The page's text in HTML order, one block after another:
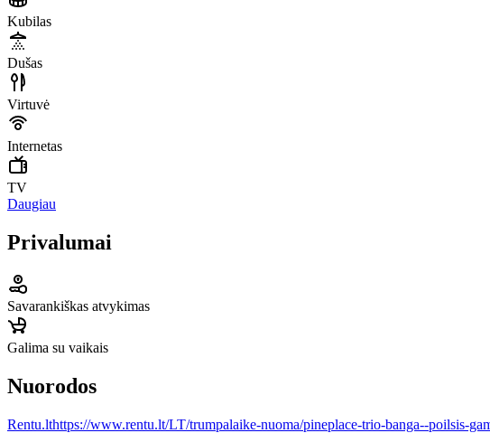
Kubilas
Dušas
Virtuvė
Internetas
TV
Daugiau
Privalumai
Savarankiškas atvykimas
Galima su vaikais
Nuorodos
Rentu.lthttps://www.rentu.lt/LT/trumpalaike-nuoma/pineplace-trio-banga--poilsis-